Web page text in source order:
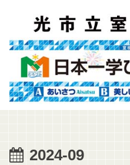
2024-09